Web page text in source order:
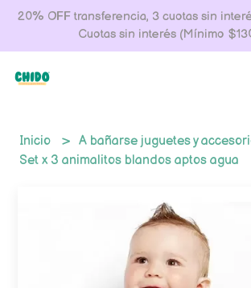
20% OFF transferencia, 3 cuotas sin
Cuotas sin interés (Mínimo
Inicio
A bañarse juguetes y
Set x 3 animalitos blandos aptos agua